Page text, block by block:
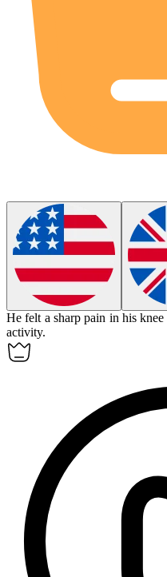
He felt a sharp pain in hisknee
activity.